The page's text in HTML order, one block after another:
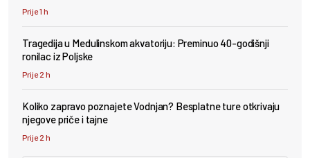
Prije 1 h
Tragedija u Medulinskom akvatoriju: Preminuo 40-godišnji
ronilac iz Poljske
Prije 2 h
Koliko zapravo poznajete Vodnjan? Besplatne ture otkrivaju
njegove priče i tajne
Prije 2 h